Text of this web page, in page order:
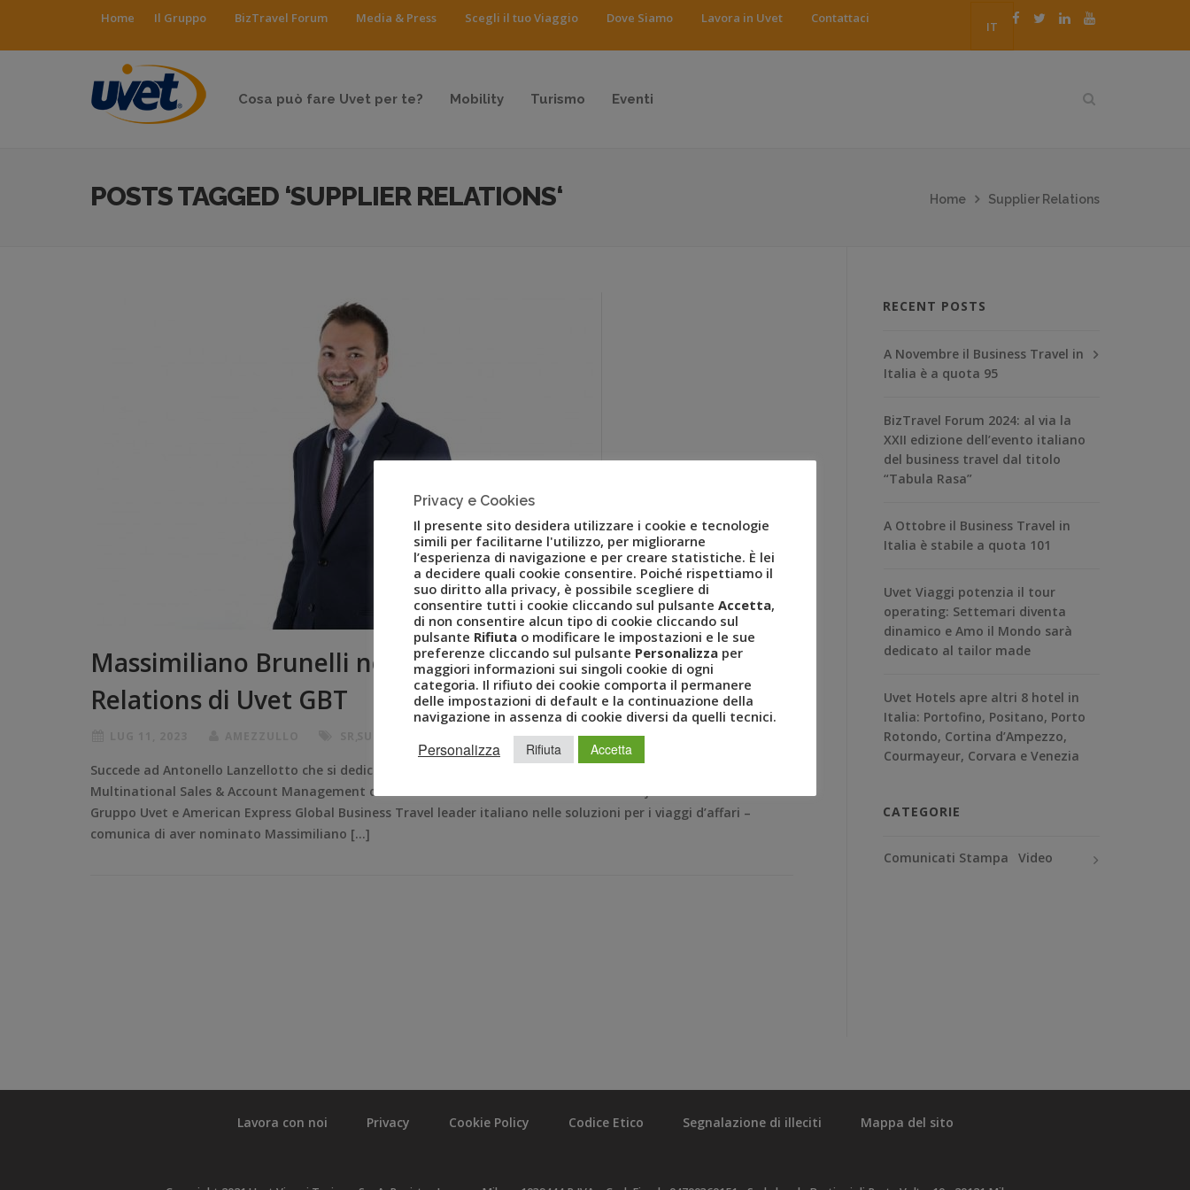
IT
Home Il Gruppo BizTravel Forum Media & Press Scegli il tuo Viaggio Dove Siamo Lavora in Uvet Contattaci
Cosa può fare Uvet per te? Mobility Turismo Eventi
POSTS TAGGED ‘SUPPLIER RELATIONS‘ Home Supplier Relations
Massimiliano Brunelli nominato nuovo head of Supplier
Relations di Uvet GBT
UVET COMUNICATI STAMPA
Succede ad Antonello Lanzellotto che si dedicherà così esclusivamente al ruolo strategico di Head of
Multinational Sales & Account Management di Uvet GBT Uvet Global Business Travel – la joint venture tra il
Gruppo Uvet e American Express Global Business Travel leader italiano nelle soluzioni per i viaggi d’affari –
comunica di aver nominato Massimiliano […]
RECENT POSTS
A Novembre il Business Travel in
Italia è a quota 95
BizTravel Forum 2024: al via la
XXII edizione dell’evento italiano
del business travel dal titolo
“Tabula Rasa”
A Ottobre il Business Travel in
Italia è stabile a quota 101
Uvet Viaggi potenzia il tour
operating: Settemari diventa
dinamico e Amo il Mondo sarà
dedicato al tailor made
Uvet Hotels apre altri 8 hotel in
Italia: Portofino, Positano, Porto
Rotondo, Cortina d’Ampezzo,
Courmayeur, Corvara e Venezia
CATEGORIE
Comunicati Stampa Video
Lavora con noi Privacy Cookie Policy Codice Etico Segnalazione di illeciti Mappa del sito
Privacy e Cookies
Il presente sito desidera utilizzare i cookie e tecnologie
simili per facilitarne l'utilizzo, per migliorarne
l’esperienza di navigazione e per creare statistiche. È lei
a decidere quali cookie consentire. Poiché rispettiamo il
suo diritto alla privacy, è possibile scegliere di
consentire tutti i cookie cliccando sul pulsante Accetta,
di non consentire alcun tipo di cookie cliccando sul
pulsante Rifiuta o modificare le impostazioni e le sue
preferenze cliccando sul pulsante Personalizza per
maggiori informazioni sui singoli cookie di ogni
categoria. Il rifiuto dei cookie comporta il permanere
delle impostazioni di default e la continuazione della
navigazione in assenza di cookie diversi da quelli tecnici.
Personalizza Rifiuta Accetta